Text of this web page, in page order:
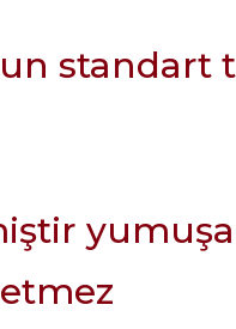
standart